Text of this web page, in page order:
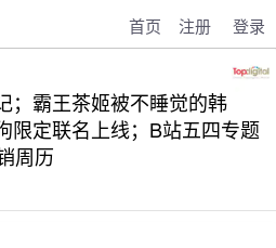
首页 注册 登录
；霸王茶姬被不睡觉的韩
限定联名上线；B站五四专题
周历